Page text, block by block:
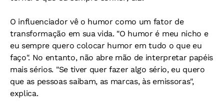
O influenciador vê o humor como um fator de
transformação em sua vida. "O humor é meu nicho e
eu sempre quero colocar humor em tudo o que eu
faço". No entanto, não abre mão de interpretar papéis
mais sérios. "Se tiver quer fazer algo sério, eu quero
que as pessoas saibam, as marcas, às emissoras",
explica.